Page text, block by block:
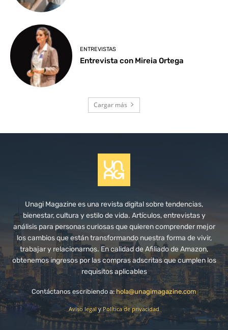
ENTREVISTAS
Entrevista con Mireia Ortega
Cargar más
Unagi Magazine es una revista digital sobre tendencias,
bienestar, cultura y estilo de vida. Artículos, entrevistas y
análisis para personas curiosas que quieren comprender mejor
los cambios que están transformando nuestra forma de vivir,
trabajar y relacionarnos. En calidad de Afiliado de Amazon,
obtenemos ingresos por las compras adscritas que cumplen los
requisitos aplicables
Contáctanos escribiendo a:hola@unagimagazine.com
Aviso legalyPolítica de privacidad